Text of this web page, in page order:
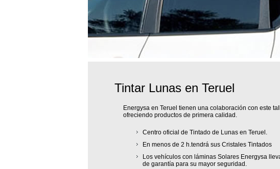
Tintar Lunas en Teruel
Energysa en Teruel tienen una colaboración con este
ofreciendo productos de primera calidad.
Centro oficial de Tintado de Lunas en Teruel.
En menos de 2 h.tendrá sus Cristales Tintados
Los vehículos con láminas Solares Energysa
de garantía para su mayor seguridad.